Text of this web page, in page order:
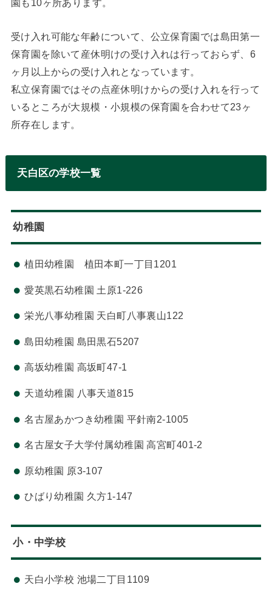
園も10ヶ所あります。
受け入れ可能な年齢について、公立保育園では島田第一
保育園を除いて産休明けの受け入れは行っておらず、6
ヶ月以上からの受け入れとなっています。
私立保育園ではその点産休明けからの受け入れを行って
いるところが大規模・小規模の保育園を合わせて23ヶ
所存在します。
天白区の学校一覧
幼稚園
植田幼稚園 植田本町一丁目1201
愛英黒石幼稚園 土原1-226
栄光八事幼稚園 天白町八事裏山122
島田幼稚園 島田黒石5207
高坂幼稚園 高坂町47-1
天道幼稚園 八事天道815
名古屋あかつき幼稚園 平針南2-1005
名古屋女子大学付属幼稚園 高宮町401-2
原幼稚園 原3-107
ひばり幼稚園 久方1-147
小・中学校
天白小学校 池場二丁目1109